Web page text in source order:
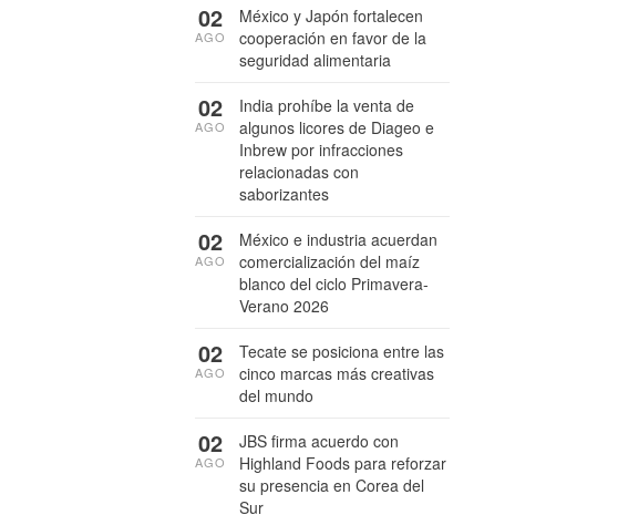
México y Japón fortalecen
cooperación en favor de la
seguridad alimentaria
02
AGO
India prohíbe la venta de
algunos licores de Diageo e
Inbrew por infracciones
relacionadas con
saborizantes
02
AGO
México e industria acuerdan
comercialización del maíz
blanco del ciclo Primavera-
Verano 2026
02
AGO
Tecate se posiciona entre las
cinco marcas más creativas
del mundo
02
AGO
JBS firma acuerdo con
Highland Foods para reforzar
su presencia en Corea del
Sur
02
AGO